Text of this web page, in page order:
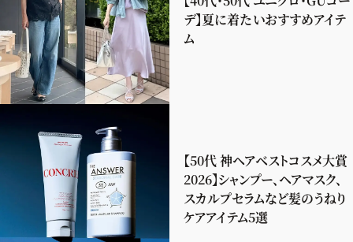
デ】夏に着たいおすすめアイテ
ム
【50代 神ヘアベストコスメ大賞
2026】シャンプー、ヘアマスク、
スカルプセラムなど髪のうねり
ケアアイテム5選